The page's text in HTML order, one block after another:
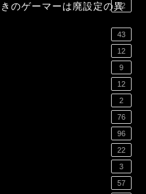
のゲーマーは廃設定の異
12
43
12
9
12
2
76
96
22
3
57